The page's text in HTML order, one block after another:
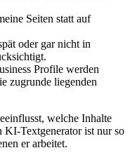
Seiten statt auf
oder gar nicht in
Profile werden
zugrunde liegenden
welche Inhalte
KI-Textgenerator ist nur so
er arbeitet.